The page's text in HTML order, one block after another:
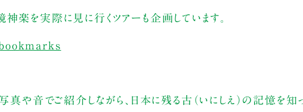
楽を実際に見に行くツアーも企画しています。
音でご紹介しながら、日本に残る古（いにしえ）の記憶を知